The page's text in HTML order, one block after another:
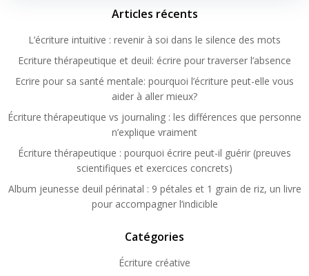
Articles récents
L’écriture intuitive : revenir à soi dans le silence des mots
Ecriture thérapeutique et deuil: écrire pour traverser l’absence
Ecrire pour sa santé mentale: pourquoi l’écriture peut-elle vous
aider à aller mieux?
Écriture thérapeutique vs journaling : les différences que personne
n’explique vraiment
Écriture thérapeutique : pourquoi écrire peut-il guérir (preuves
scientifiques et exercices concrets)
Album jeunesse deuil périnatal : 9 pétales et 1 grain de riz, un livre
pour accompagner l’indicible
Catégories
Écriture créative